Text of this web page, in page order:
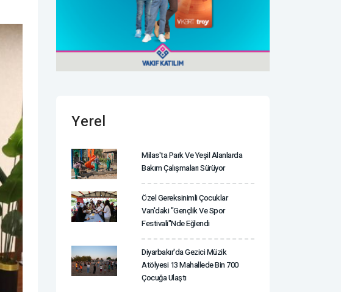
Yerel
Milas'ta Park Ve Yeşil Alanlarda
Bakım Çalışmaları Sürüyor
Özel Gereksinimli Çocuklar
Van'daki "Gençlik Ve Spor
Festivali"nde Eğlendi
Diyarbakır'da Gezici Müzik
Atölyesi 13 Mahallede Bin 700
Çocuğa Ulaştı